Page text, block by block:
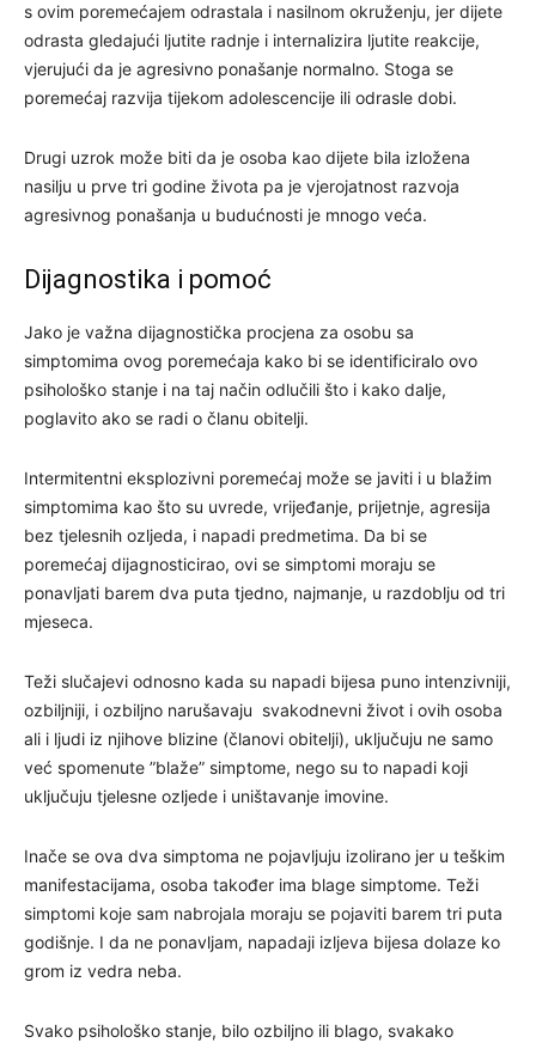
s ovim poremećajem odrastala i nasilnom okruženju, jer dijete
odrasta gledajući ljutite radnje i internalizira ljutite reakcije,
vjerujući da je agresivno ponašanje normalno. Stoga se
poremećaj razvija tijekom adolescencije ili odrasle dobi.
Drugi uzrok može biti da je osoba kao dijete bila izložena
nasilju u prve tri godine života pa je vjerojatnost razvoja
agresivnog ponašanja u budućnosti je mnogo veća.
Dijagnostika i pomoć
Jako je važna dijagnostička procjena za osobu sa
simptomima ovog poremećaja kako bi se identificiralo ovo
psihološko stanje i na taj način odlučili što i kako dalje,
poglavito ako se radi o članu obitelji.
Intermitentni eksplozivni poremećaj može se javiti i u blažim
simptomima kao što su uvrede, vrijeđanje, prijetnje, agresija
bez tjelesnih ozljeda, i napadi predmetima. Da bi se
poremećaj dijagnosticirao, ovi se simptomi moraju se
ponavljati barem dva puta tjedno, najmanje, u razdoblju od tri
mjeseca.
Teži slučajevi odnosno kada su napadi bijesa puno intenzivniji,
ozbiljniji, i ozbiljno narušavaju svakodnevni život i ovih osoba
ali i ljudi iz njihove blizine (članovi obitelji), uključuju ne samo
već spomenute ”blaže” simptome, nego su to napadi koji
uključuju tjelesne ozljede i uništavanje imovine.
Inače se ova dva simptoma ne pojavljuju izolirano jer u teškim
manifestacijama, osoba također ima blage simptome. Teži
simptomi koje sam nabrojala moraju se pojaviti barem tri puta
godišnje. I da ne ponavljam, napadaji izljeva bijesa dolaze ko
grom iz vedra neba.
Svako psihološko stanje, bilo ozbiljno ili blago, svakako